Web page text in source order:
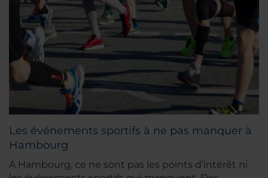
Les événements sportifs à ne pas manquer à
Hambourg
À Hambourg, ce ne sont pas les points d’intérêt ni